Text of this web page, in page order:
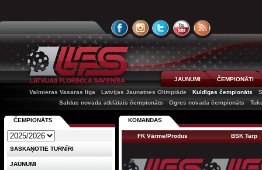
JAUNUMI
ČEMPIONĀTI
Valmieras Vasaras līga
Latvijas Jaunatnes Olimpiāde Kuldīgas čempionāts
Saldus novada atklātais čempionāts
Ogres novada čempionāts
KOMANDAS
FK Vārme/Produs BSK Tarp
ČEMPIONĀTS
SASKAŅOTIE TURNĪRI
JAUNUMI